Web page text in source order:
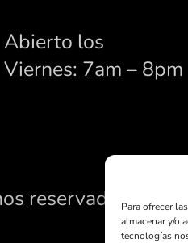
Para ofrecer
almacenar y/o
tecnologías
Abierto los
Viernes: 7am – 8pm
reservados